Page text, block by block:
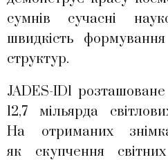
сумнів сучасні
швидкість
структур.
JADES-ID1
12,7 мільярда
На отриманих
як скупчення